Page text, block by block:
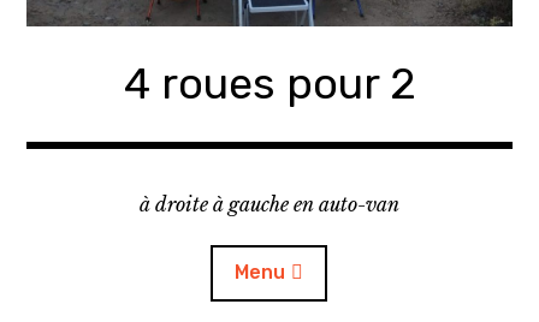
4 roues pour 2
à droite à gauche en auto-van
Menu